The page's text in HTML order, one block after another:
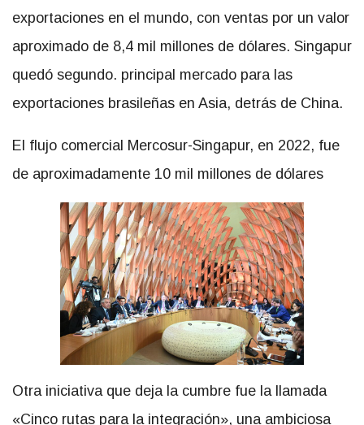
exportaciones en el mundo, con ventas por un valor
aproximado de 8,4 mil millones de dólares. Singapur
quedó segundo. principal mercado para las
exportaciones brasileñas en Asia, detrás de China.
El flujo comercial Mercosur-Singapur, en 2022, fue
de aproximadamente 10 mil millones de dólares
Otra iniciativa que deja la cumbre fue la llamada
«Cinco rutas para la integración», una ambiciosa